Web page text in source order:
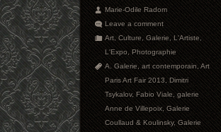
Marie-Odile Radom
Leave a comment
Art,Culture,Galerie,L'Artiste,
L'Expo,Photographie
A. Galerie,art contemporain,Art
Paris Art Fair 2013,Dimitri
Tsykalov,Fabio Viale,galerie
Anne de Villepoix,Galerie
Coullaud & Koulinsky,Galerie